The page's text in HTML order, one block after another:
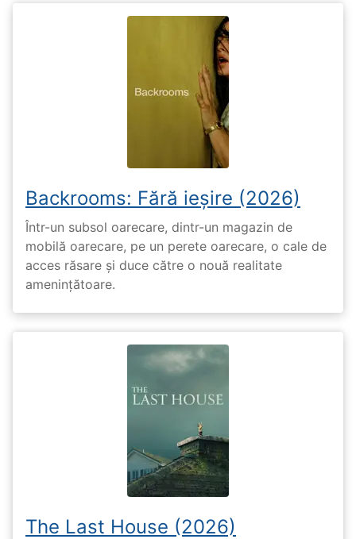
Backrooms: Fără ieșire (2026)
Într-un subsol oarecare, dintr-un magazin de
mobilă oarecare, pe un perete oarecare, o cale de
acces răsare și duce către o nouă realitate
amenințătoare.
The Last House (2026)